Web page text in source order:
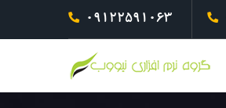
09122591063